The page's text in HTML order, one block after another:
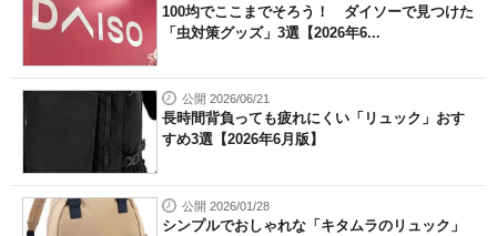
100均でここまでそろう！ ダイソーで見つけた
「虫対策グッズ」3選【2026年6...
公開 2026/06/21
長時間背負っても疲れにくい「リュック」おす
すめ3選【2026年6月版】
公開 2026/01/28
シンプルでおしゃれな「キタムラのリュック」